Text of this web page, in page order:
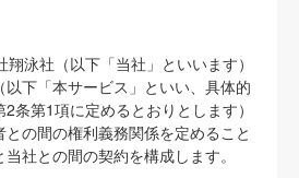
泳社（以下「当社」といいます）
下「本サービス」といい、具体的
条第1項に定めるとおりとします）
の間の権利義務関係を定めること
社との間の契約を構成します。